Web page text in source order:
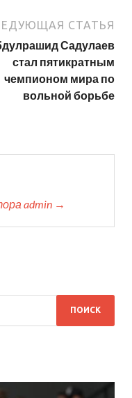
СТАТЬЯ
Садулаев
стал пятикратным
чемпионом мира по
вольной борьбе
admin →